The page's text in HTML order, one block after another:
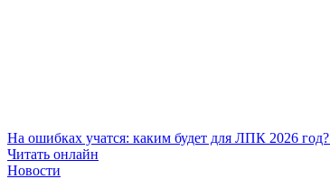
На ошибках учатся: каким будет для ЛПК 2026 год?
Читать онлайн
Новости